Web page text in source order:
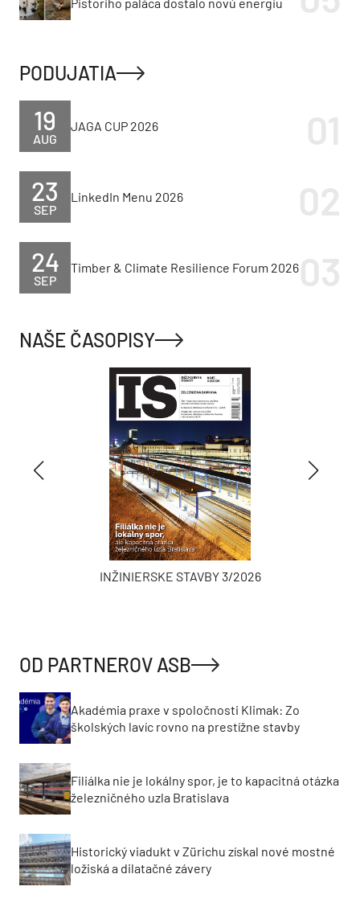
PODUJATIA
AUG
19 JAGA CUP 2026
SEP
23 LinkedIn Menu 2026
SEP
24 Timber & Climate Resilience Forum 2026
NAŠE ČASOPISY
INŽINIERSKE STAVBY 3/2026
OD PARTNEROV ASB
Akadémia praxe v spoločnosti Klimak: Zo
školských lavíc rovno na prestížne stavby
Filiálka nie je lokálny spor, je to kapacitná otázka
železničného uzla Bratislava
Historický viadukt v Zürichu získal nové mostné
ložiská a dilatačné závery